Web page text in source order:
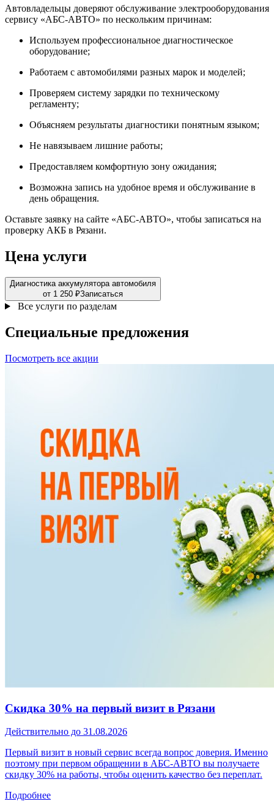
Автовладельцы доверяют обслуживание электрооборудования
сервису «АБС-АВТО» по нескольким причинам:
Используем профессиональное диагностическое
оборудование;
Работаем с автомобилями разных марок и моделей;
Проверяем систему зарядки по техническому
регламенту;
Объясняем результаты диагностики понятным языком;
Не навязываем лишние работы;
Предоставляем комфортную зону ожидания;
Возможна запись на удобное время и обслуживание в
день обращения.
Оставьте заявку на сайте «АБС-АВТО», чтобы записаться на
проверку АКБ в Рязани.
Цена услуги
Диагностика аккумулятора автомобиля
от 1 250 ₽Записаться
Все услуги по разделам
Специальные предложения
Посмотреть все акции
Скидка 30% на первый визит в Рязани
Действительно до 31.08.2026
Первый визит в новый сервис всегда вопрос доверия. Именно
поэтому при первом обращении в АБС-АВТО вы получаете
скидку 30% на работы, чтобы оценить качество без переплат.
Подробнее